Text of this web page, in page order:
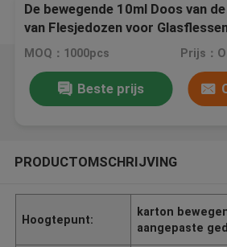
De bewegende 10ml Doos van
van Flesjedozen voor
MOQ：1000pcs Prijs：
Beste prijs
PRODUCTOMSCHRIJVING
Hoogtepunt:
karton
aangepaste